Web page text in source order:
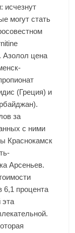
исчезнут
могут стать
Азолол цена
(Греция) и
за
с ними
Краснокамск
Арсеньев.
6,1 процента
эта